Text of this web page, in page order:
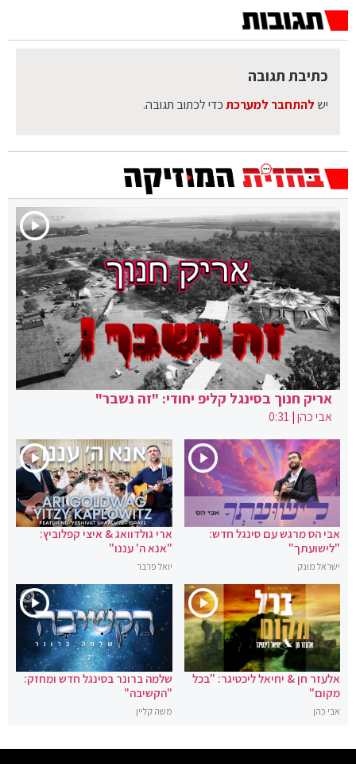
כתיבת תגובה
יש להתחבר למערכתכדי לכתוב תגובה.
אריק חנוך בסינגל קליפ יחודי: "זה נשבר"
אבי כהן|
0:31
אבי הס מרגש עם סינגל חדש:
"לישועתך"
ישראל מונק
ארי גולדוואג & איצי קפלוביץ:
"אנא ה' עננו"
יואל פרבר
אלעזר חן & יחיאל ליכטיגר: "בכל
מקום"
אבי כהן
שלמה ברונר בסינגל חדש ומחזק:
"הקשיבה"
משה קליין